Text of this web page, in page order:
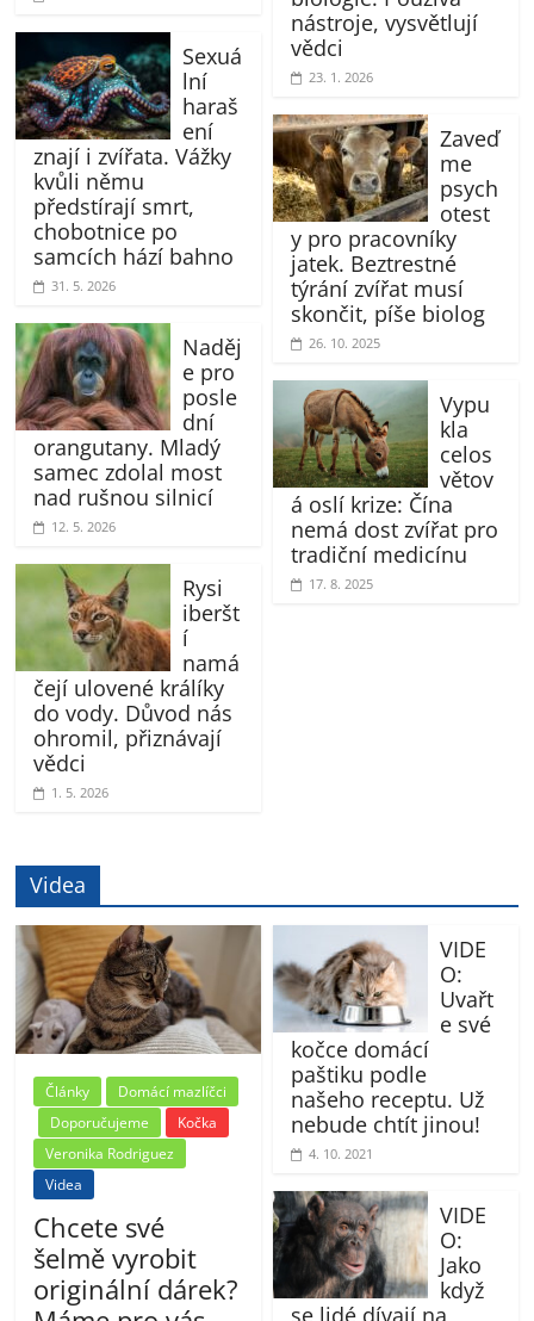
Sexuá
lní
haraš
ení
znají i zvířata. Vážky
kvůli němu
předstírají smrt,
chobotnice po
samcích hází bahno
31. 5. 2026
Naděj
e pro
posle
dní
orangutany. Mladý
samec zdolal most
nad rušnou silnicí
12. 5. 2026
Rysi
iberšt
í
namá
čejí ulovené králíky
do vody. Důvod nás
ohromil, přiznávají
vědci
1. 5. 2026
nástroje, vysvětlují
vědci
23. 1. 2026
Zaveď
me
psych
otest
y pro pracovníky
jatek. Beztrestné
týrání zvířat musí
skončit, píše biolog
26. 10. 2025
Vypu
kla
celos
větov
á oslí krize: Čína
nemá dost zvířat pro
tradiční medicínu
17. 8. 2025
Videa
Články
Domácí mazlíčci
Doporučujeme
Kočka
Veronika Rodriguez
Videa
Chcete své
šelmě vyrobit
originální dárek?
VIDE
O:
Uvařt
e své
kočce domácí
paštiku podle
našeho receptu. Už
nebude chtít jinou!
4. 10. 2021
VIDE
O:
Jako
když
se lidé dívají na